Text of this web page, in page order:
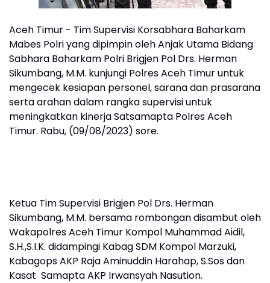
Aceh Timur - Tim Supervisi Korsabhara Baharkam
Mabes Polri yang dipimpin oleh Anjak Utama Bidang
Sabhara Baharkam Polri Brigjen Pol Drs. Herman
Sikumbang, M.M. kunjungi Polres Aceh Timur untuk
mengecek kesiapan personel, sarana dan prasarana
serta arahan dalam rangka supervisi untuk
meningkatkan kinerja Satsamapta Polres Aceh
Timur. Rabu, (09/08/2023) sore.
Ketua Tim Supervisi Brigjen Pol Drs. Herman
Sikumbang, M.M. bersama rombongan disambut oleh
Wakapolres Aceh Timur Kompol Muhammad Aidil,
S.H.,S.I.K. didampingi Kabag SDM Kompol Marzuki,
Kabagops AKP Raja Aminuddin Harahap, S.Sos dan
Kasat Samapta AKP Irwansyah Nasution.